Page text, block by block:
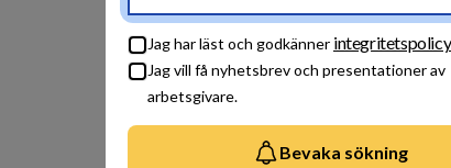
Jag har läst och godkänner
Jag vill få nyhetsbrev och presentationer av
arbetsgivare.
Bevaka sökning